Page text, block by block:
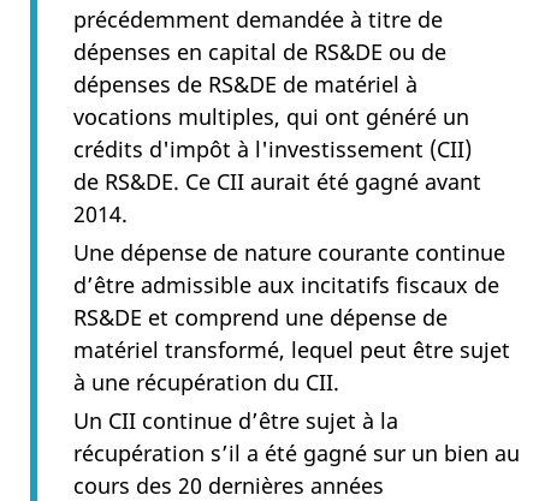
précédemment demandée à titre de
dépenses en capital de RS&DE ou de
dépenses de RS&DE de matériel à
vocations multiples, qui ont généré un
crédits d'impôt à l'investissement (CII)
de RS&DE. Ce CII aurait été gagné avant
2014.
Une dépense de nature courante continue
d’être admissible aux incitatifs fiscaux de
RS&DE et comprend une dépense de
matériel transformé, lequel peut être sujet
à une récupération du CII.
Un CII continue d’être sujet à la
récupération s’il a été gagné sur un bien au
cours des 20 dernières années